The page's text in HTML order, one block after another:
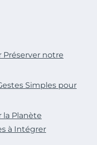
notre
Simples pour
la Planète
à Intégrer